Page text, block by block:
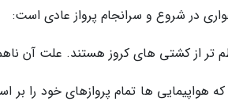
در شروع و سرانجام پرواز عادی است:
تر از کشتی های کروز هستند. علت آن
که هواپیمایی ها تمام پروازهای خود را